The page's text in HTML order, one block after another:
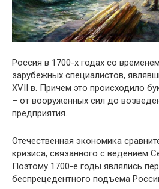
Россия в 1700-х годах со
зарубежных специалистов,
XVII в. Причем это происходило
– от вооруженных сил до
предприятия.
Отечественная экономика
кризиса, связанного с ведением
Поэтому 1700-е годы являлись
беспрецедентного подъема